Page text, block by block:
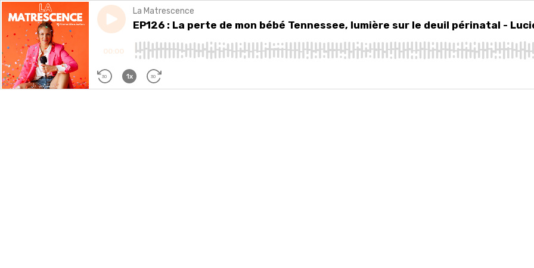
Play episodeEP126 : La perte de mon bébé Tennessee, lumière sur le deuil périnatal - Lucie Veltz
La Matrescence
EP126 : La perte de mon bébé Tennessee, lumière sur le deuil périnatal -
00:00
30 1x 30